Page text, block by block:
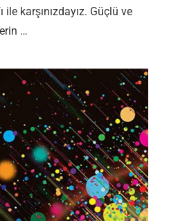
karşınızdayız. Güçlü ve
…